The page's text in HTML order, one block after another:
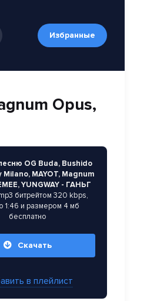
Избранные
Opus,
OG Buda, Bushido
Milano, MAYOT, Magnum
YUNGWAY - ГАНЬГ
битрейтом 320 kbps,
1:46 и размером 4 мб
бесплатно
Скачать
в плейлист